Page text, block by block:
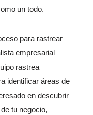
un todo.
para rastrear
empresarial
rastrea
identificar áreas de
en descubrir
tu negocio,